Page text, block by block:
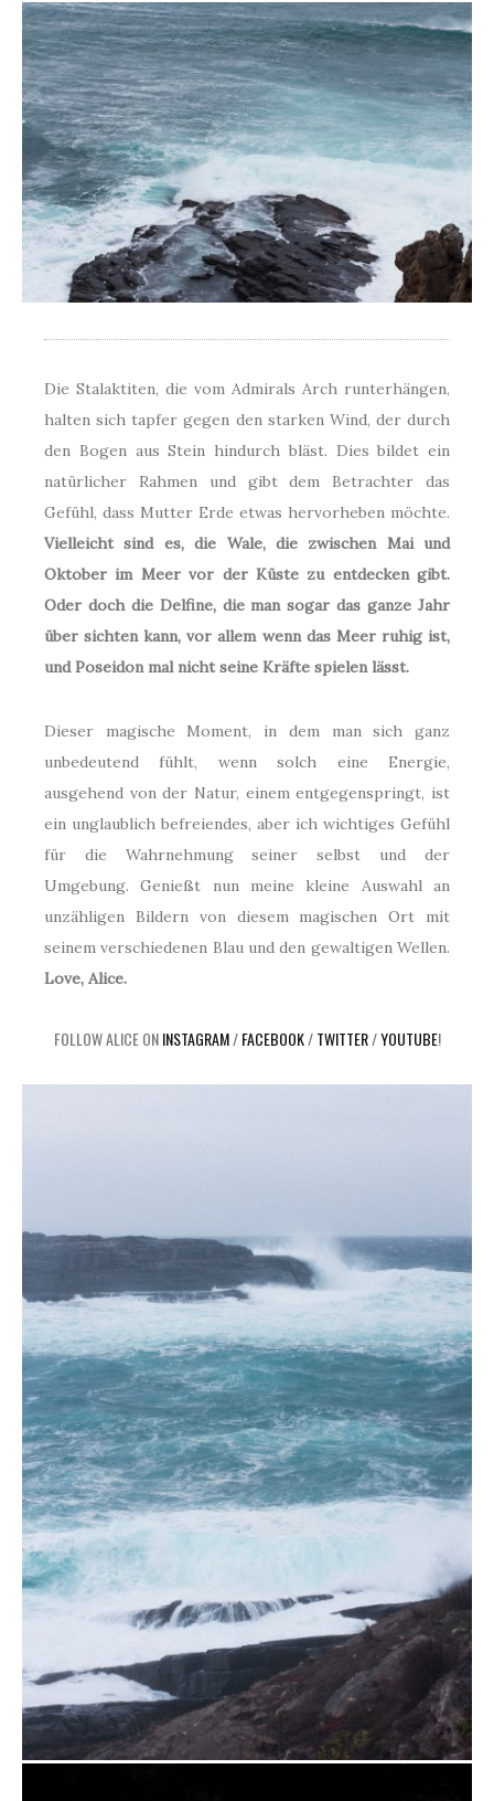
Die Stalaktiten, die vom Admirals Arch runterhängen,
halten sich tapfer gegen den starken Wind, der durch
den Bogen aus Stein hindurch bläst. Dies bildet ein
natürlicher Rahmen und gibt dem Betrachter das
Gefühl, dass Mutter Erde etwas hervorheben möchte.
Vielleicht sind es, die Wale, die zwischen Mai und
Oktober im Meer vor der Küste zu entdecken gibt.
Oder doch die Delfine, die man sogar das ganze Jahr
über sichten kann, vor allem wenn das Meer ruhig ist,
und Poseidon mal nicht seine Kräfte spielen lässt.
Dieser magische Moment, in dem man sich ganz
unbedeutend fühlt, wenn solch eine Energie,
ausgehend von der Natur, einem entgegenspringt, ist
ein unglaublich befreiendes, aber ich wichtiges Gefühl
für die Wahrnehmung seiner selbst und der
Umgebung. Genießt nun meine kleine Auswahl an
unzähligen Bildern von diesem magischen Ort mit
seinem verschiedenen Blau und den gewaltigen Wellen.
Love, Alice.
FOLLOW ALICE ONINSTAGRAM/FACEBOOK/TWITTER/YOUTUBE!